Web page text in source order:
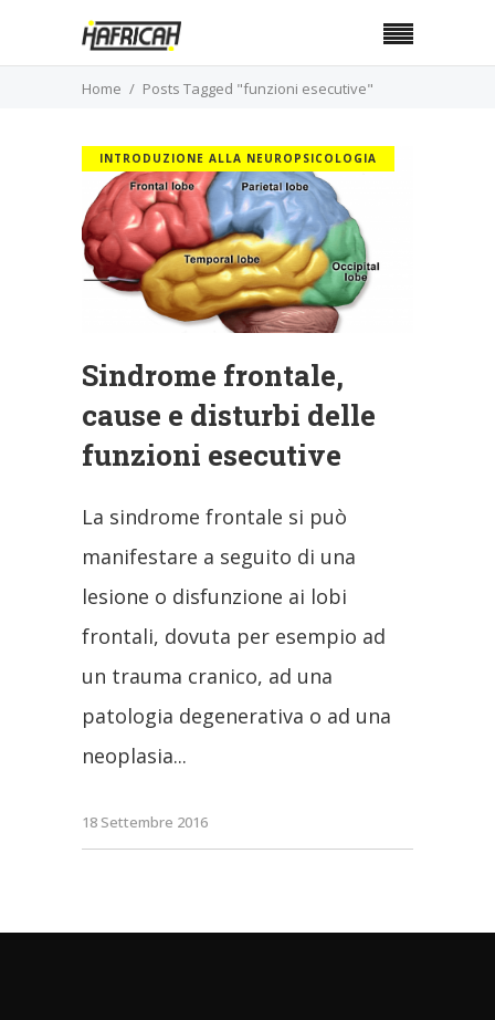
Home Posts Tagged "funzioni esecutive"
INTRODUZIONE ALLA NEUROPSICOLOGIA
Sindrome frontale,
cause e disturbi delle
funzioni esecutive
La sindrome frontale si può
manifestare a seguito di una
lesione o disfunzione ai lobi
frontali, dovuta per esempio ad
un trauma cranico, ad una
patologia degenerativa o ad una
neoplasia
18 Settembre 2016